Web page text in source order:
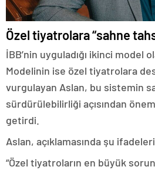
Özel tiyatrolara “sahne
İBB’nin uyguladığı ikinci model
Modelinin ise özel tiyatrolara
vurgulayan Aslan, bu sistemin
sürdürülebilirliği açısından
getirdi.
Aslan, açıklamasında şu
“Özel tiyatroların en büyük